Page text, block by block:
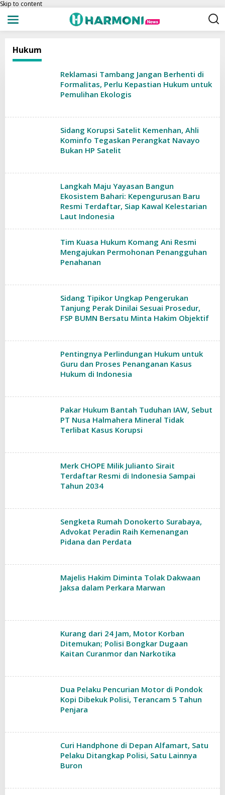
Skip to content
Hukum
Reklamasi Tambang Jangan Berhenti di
Formalitas, Perlu Kepastian Hukum untuk
Pemulihan Ekologis
Sidang Korupsi Satelit Kemenhan, Ahli
Kominfo Tegaskan Perangkat Navayo
Bukan HP Satelit
Langkah Maju Yayasan Bangun
Ekosistem Bahari: Kepengurusan Baru
Resmi Terdaftar, Siap Kawal Kelestarian
Laut Indonesia
Tim Kuasa Hukum Komang Ani Resmi
Mengajukan Permohonan Penangguhan
Penahanan
Sidang Tipikor Ungkap Pengerukan
Tanjung Perak Dinilai Sesuai Prosedur,
FSP BUMN Bersatu Minta Hakim Objektif
Pentingnya Perlindungan Hukum untuk
Guru dan Proses Penanganan Kasus
Hukum di Indonesia
Pakar Hukum Bantah Tuduhan IAW, Sebut
PT Nusa Halmahera Mineral Tidak
Terlibat Kasus Korupsi
Merk CHOPE Milik Julianto Sirait
Terdaftar Resmi di Indonesia Sampai
Tahun 2034
Sengketa Rumah Donokerto Surabaya,
Advokat Peradin Raih Kemenangan
Pidana dan Perdata
Majelis Hakim Diminta Tolak Dakwaan
Jaksa dalam Perkara Marwan
Kurang dari 24 Jam, Motor Korban
Ditemukan; Polisi Bongkar Dugaan
Kaitan Curanmor dan Narkotika
Dua Pelaku Pencurian Motor di Pondok
Kopi Dibekuk Polisi, Terancam 5 Tahun
Penjara
Curi Handphone di Depan Alfamart, Satu
Pelaku Ditangkap Polisi, Satu Lainnya
Buron